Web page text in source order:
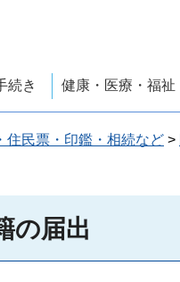
続き 健康・医療・福祉
住民票・印鑑・相続など >
の届出